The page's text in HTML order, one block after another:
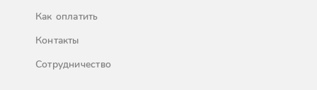
Как оплатить
Контакты
Сотрудничество